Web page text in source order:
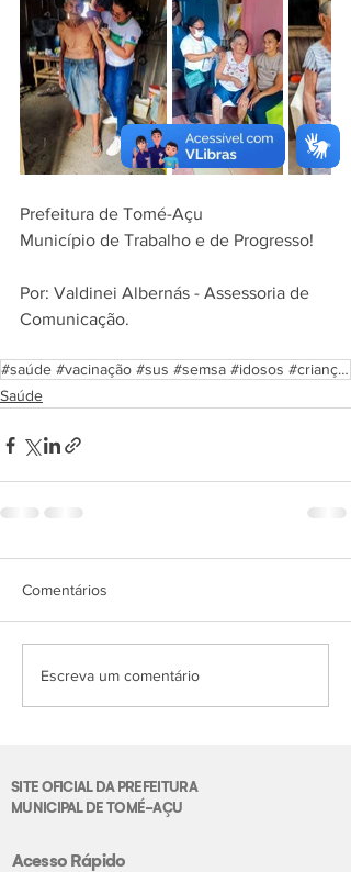
Prefeitura de Tomé-Açu
Município de Trabalho e de Progresso!
Por: Valdinei Albernás - Assessoria de
Comunicação.
#saúde #vacinação #sus #semsa #idosos #crianças #prefeitura #toméaçu
Saúde
Comentários
Escreva um comentário
SITE OFICIAL DA PREFEITURA
MUNICIPAL DE TOMÉ-AÇU
Acesso Rápido